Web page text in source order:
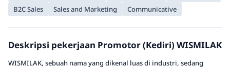
B2C Sales
Sales and Marketing Communicative
Deskripsi pekerjaan Promotor (Kediri) WISMILAK
WISMILAK, sebuah nama yang dikenal luas di industri, sedang